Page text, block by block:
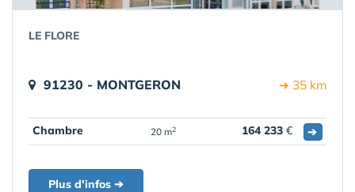
LE FLORE
91230 - MONTGERON ➔ 35 km
Chambre 20 m2 164 233 € ➔
Plus d'infos ➔